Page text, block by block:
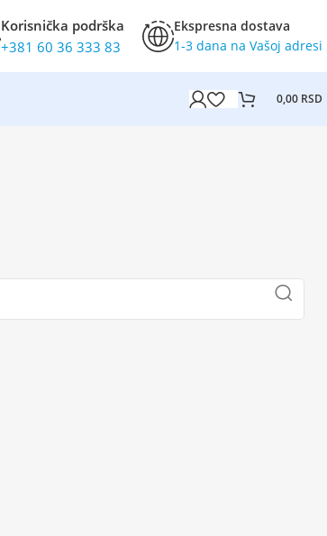
Korisnička podrška
+381 60 36 333 83
Ekspresna dostava
1-3 dana na Vašoj adresi
0,00 RSD